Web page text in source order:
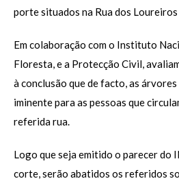
porte situados na Rua dos
Em colaboração com o Instituto
Floresta, e a Protecção Civil,
à conclusão que de facto, as
iminente para as pessoas que
referida rua.
Logo que seja emitido o parecer do
corte, serão abatidos os referidos